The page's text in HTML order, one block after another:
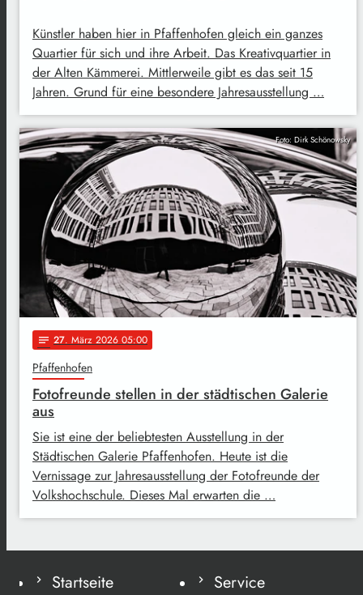
Künstler haben hier in Pfaffenhofen gleich ein ganzes
Quartier für sich und ihre Arbeit. Das Kreativquartier in
der Alten Kämmerei. Mittlerweile gibt es das seit 15
Jahren. Grund für eine besondere Jahresausstellung …
Foto: Dirk Schönowsky
notes 27. März 2026 05:00
Pfaffenhofen
Fotofreunde stellen in der städtischen Galerie
aus
Sie ist eine der beliebtesten Ausstellung in der
Städtischen Galerie Pfaffenhofen. Heute ist die
Vernissage zur Jahresausstellung der Fotofreunde der
Volkshochschule. Dieses Mal erwarten die …
Startseite Service